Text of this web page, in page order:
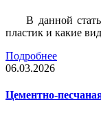
В данной
пластик и какие
Подробнее
06.03.2026
Цементно-